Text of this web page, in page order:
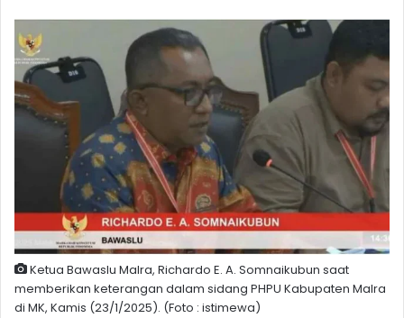
Ketua Bawaslu Malra, Richardo E. A. Somnaikubun saat
memberikan keterangan dalam sidang PHPU Kabupaten Malra
di MK, Kamis (23/1/2025). (Foto : istimewa)